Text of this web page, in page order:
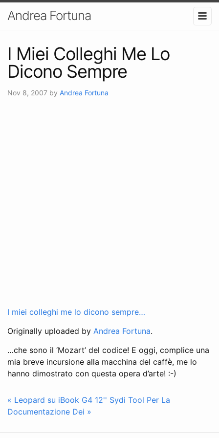
Andrea Fortuna
I Miei Colleghi Me Lo
Dicono Sempre
Nov 8, 2007 by Andrea Fortuna
I miei colleghi me lo dicono sempre…
Originally uploaded by Andrea Fortuna.
…che sono il ‘Mozart’ del codice! E oggi, complice una
mia breve incursione alla macchina del caffè, me lo
hanno dimostrato con questa opera d’arte! :-)
« Leopard su iBook G4 12'' Sydi Tool Per La
Documentazione Dei »